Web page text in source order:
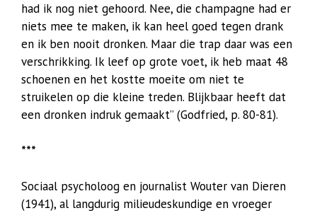
had ik nog niet gehoord. Nee, die champagne had er
niets mee te maken, ik kan heel goed tegen drank
en ik ben nooit dronken. Maar die trap daar was een
verschrikking. Ik leef op grote voet, ik heb maat 48
schoenen en het kostte moeite om niet te
struikelen op die kleine treden. Blijkbaar heeft dat
een dronken indruk gemaakt” (Godfried, p. 80-81).
***
Sociaal psycholoog en journalist Wouter van Dieren
(1941), al langdurig milieudeskundige en vroeger